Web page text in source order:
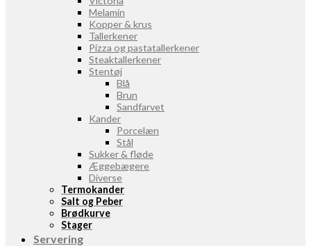
Melamin
Kopper & krus
Tallerkener
Pizza og pastatallerkener
Steaktallerkener
Stentøj
Blå
Brun
Sandfarvet
Kander
Porcelæn
Stål
Sukker & fløde
Æggebægere
Diverse
Termokander
Salt og Peber
Brødkurve
Stager
Servering